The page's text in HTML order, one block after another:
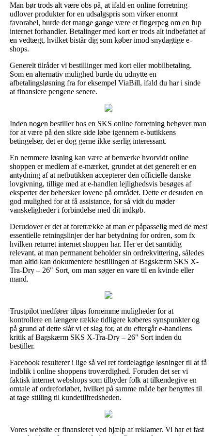
Man bør trods alt være obs på, at ifald en online forretning
udlover produkter for en udsalgspris som virker enormt
favorabel, burde det mange gange være et fingerpeg om en fup
internet forhandler. Betalinger med kort er trods alt indbefattet af
en vedtægt, hvilket bistår dig som køber imod snydagtige e-
shops.
Generelt tilråder vi bestillinger med kort eller mobilbetaling.
Som en alternativ mulighed burde du udnytte en
afbetalingsløsning fra for eksempel ViaBill, ifald du har i sinde
at finansiere pengene senere.
Inden nogen bestiller hos en SKS online forretning behøver man
for at være på den sikre side løbe igennem e-butikkens
betingelser, det er dog gerne ikke særlig interessant.
En nemmere løsning kan være at bemærke hvorvidt online
shoppen er medlem af e-mærket, grundet at det generelt er en
antydning af at netbutikken accepterer den officielle danske
lovgivning, tillige med at e-handlen lejlighedsvis besøges af
eksperter der behersker lovene på området. Dette er desuden en
god mulighed for at få assistance, for så vidt du møder
vanskeligheder i forbindelse med dit indkøb.
Derudover er det at foretrække at man er påpasselig med de mest
essentielle retningslinjer der har betydning for ordren, som fx
hvilken returret internet shoppen har. Her er det samtidig
relevant, at man permanent beholder sin ordrekvittering, således
man altid kan dokumentere bestillingen af Bagskærm SKS X-
Tra-Dry – 26" Sort, om man søger en vare til en kvinde eller
mand.
Trustpilot medfører tilpas fornemme muligheder for at
kontrollere en længere række tidligere køberes synspunkter og
på grund af dette slår vi et slag for, at du eftergår e-handlens
kritik af Bagskærm SKS X-Tra-Dry – 26" Sort inden du
bestiller.
Facebook resulterer i lige så vel ret fordelagtige løsninger til at få
indblik i online shoppens troværdighed. Foruden det ser vi
faktisk internet webshops som tilbyder folk at tilkendegive en
omtale af ordreforløbet, hvilket på samme måde bør benyttes til
at tage stilling til kundetilfredsheden.
Vores website er finansieret ved hjælp af reklamer. Vi har et fast